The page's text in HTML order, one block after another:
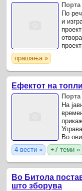
Порта
По
и
прашања »
Ефектот на
Порта
На
Во
дали
4 вести » +7 теми »
Во Битола
што зборува